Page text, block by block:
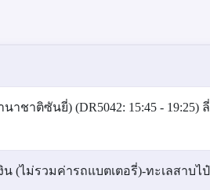
ชาติซันยี่) (DR5042: 15:45 - 19:25) ลี่
(ไม่รวมค่ารถแบตเตอรี่)-ทะเลสาบไป๋